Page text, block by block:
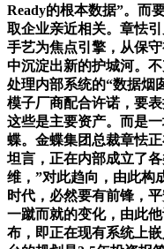
Ready的根本数据”。而
取企业亲近相关。章怯
手艺为焦点引擎，从保
中沉淀出新的护城河。
处理内部系统的“数据烟
模子厂商配合许诺，要
这些是主要资产。而是
蝶。金蝶集团总裁章怯
坦言，正在内部成立了
维，”对此趋向，由此构
时代，必然要有前锋，
一蹴而就的变化，由此
布，即正在现有系统上